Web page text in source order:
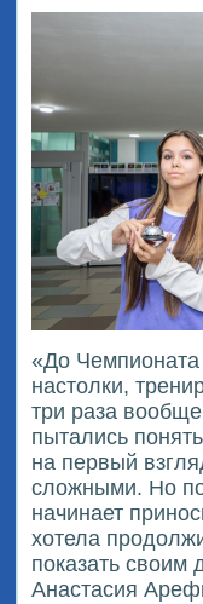
«До
настолки,
три раза
пытались
на первый
сложными. Но
начинает
хотела
показать своим
Анастасия